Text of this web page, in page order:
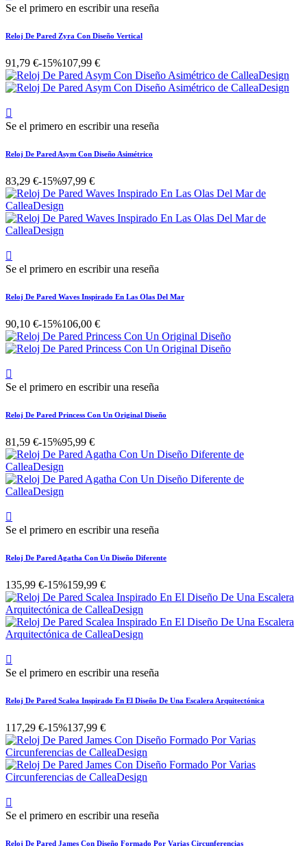
Se el primero en escribir una reseña
Reloj De Pared Zyra Con Diseño Vertical
91,79 €-15%107,99 €

Se el primero en escribir una reseña
Reloj De Pared Asym Con Diseño Asimétrico
83,29 €-15%97,99 €

Se el primero en escribir una reseña
Reloj De Pared Waves Inspirado En Las Olas Del Mar
90,10 €-15%106,00 €

Se el primero en escribir una reseña
Reloj De Pared Princess Con Un Original Diseño
81,59 €-15%95,99 €

Se el primero en escribir una reseña
Reloj De Pared Agatha Con Un Diseño Diferente
135,99 €-15%159,99 €

Se el primero en escribir una reseña
Reloj De Pared Scalea Inspirado En El Diseño De Una Escalera Arquitectónica
117,29 €-15%137,99 €

Se el primero en escribir una reseña
Reloj De Pared James Con Diseño Formado Por Varias Circunferencias